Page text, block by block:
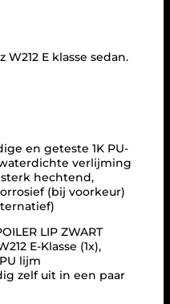
E klasse sedan.
en geteste 1K PU-
verlijming
sterk hechtend,
(bij voorkeur)
LIP ZWART
E-Klasse (1x),
lijm
zelf uit in een paar